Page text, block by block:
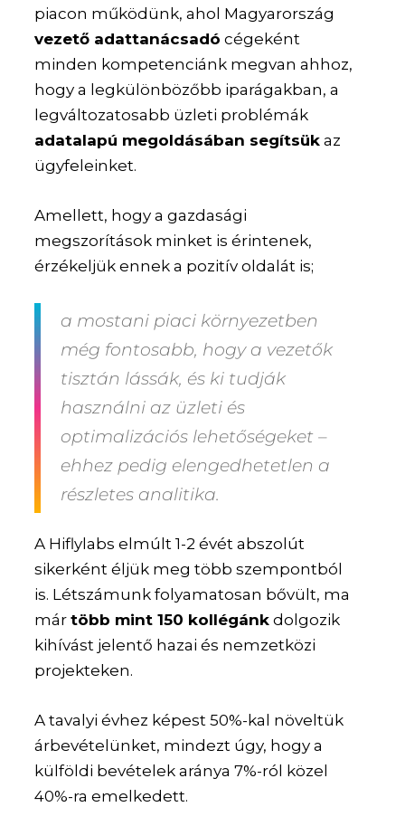
piacon működünk, ahol Magyarország
vezető adattanácsadó cégeként
minden kompetenciánk megvan ahhoz,
hogy a legkülönbözőbb iparágakban, a
legváltozatosabb üzleti problémák
adatalapú megoldásában segítsük az
ügyfeleinket.
Amellett, hogy a gazdasági
megszorítások minket is érintenek,
érzékeljük ennek a pozitív oldalát is;
a mostani piaci környezetben
még fontosabb, hogy a vezetők
tisztán lássák, és ki tudják
használni az üzleti és
optimalizációs lehetőségeket –
ehhez pedig elengedhetetlen a
részletes analitika.
A Hiflylabs elmúlt 1-2 évét abszolút
sikerként éljük meg több szempontból
is. Létszámunk folyamatosan bővült, ma
mártöbb mint 150 kollégánk dolgozik
kihívást jelentő hazai és nemzetközi
projekteken.
A tavalyi évhez képest 50%-kal növeltük
árbevételünket, mindezt úgy, hogy a
külföldi bevételek aránya 7%-ról közel
40%-ra emelkedett.